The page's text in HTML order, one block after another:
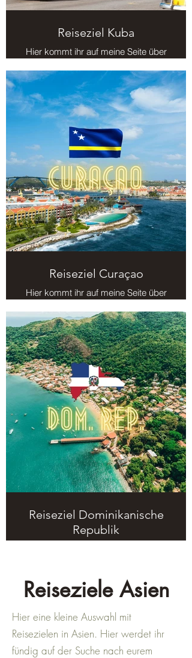
Reiseziel Kuba
Hier kommt ihr auf meine Seite über
das Reiseziel Kuba.
Reiseziel Curaçao
Hier kommt ihr auf meine Seite über
das Reiseziel Curaçao.
Reiseziel Dominikanische
Republik
Reiseziele Asien
Hier eine kleine Auswahl mit
Reisezielen in Asien. Hier werdet ihr
fündig auf der Suche nach eurem